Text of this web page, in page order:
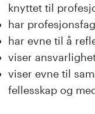
knyttet til
har
har evne til å
viser
viser evne til
fellesskap og